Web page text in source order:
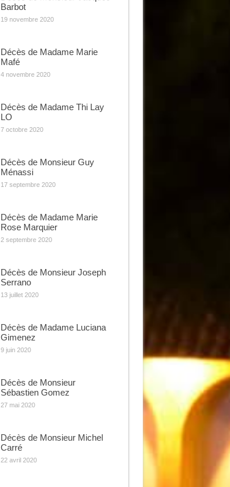
Barbot
19 novembre 2020
Décès de Madame Marie
Mafé
4 novembre 2020
Décès de Madame Thi Lay
LO
7 octobre 2020
Décès de Monsieur Guy
Ménassi
17 septembre 2020
Décès de Madame Marie
Rose Marquier
2 septembre 2020
Décès de Monsieur Joseph
Serrano
13 juillet 2020
Décès de Madame Luciana
Gimenez
9 juin 2020
Décès de Monsieur
Sébastien Gomez
27 mai 2020
Décès de Monsieur Michel
Carré
22 avril 2020